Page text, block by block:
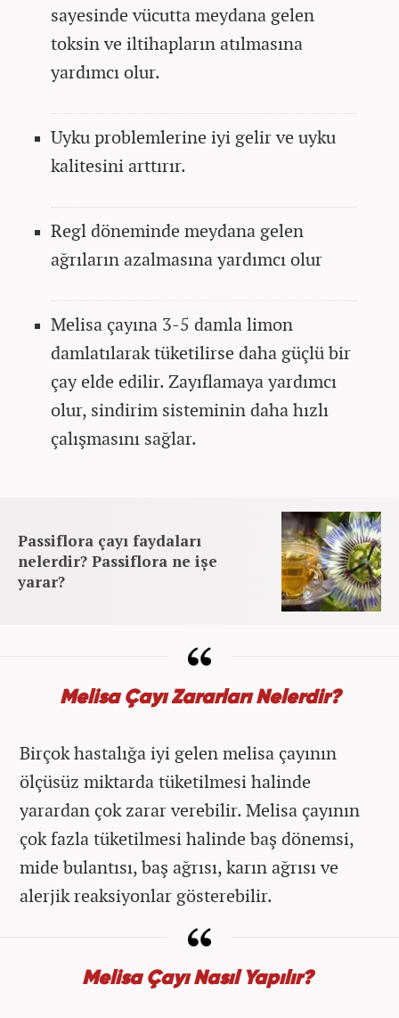
sayesinde vücutta meydana gelen
toksin ve iltihapların atılmasına
yardımcı olur.
Uyku problemlerine iyi gelir ve uyku
kalitesini arttırır.
Regl döneminde meydana gelen
ağrıların azalmasına yardımcı olur
Melisa çayına 3-5 damla limon
damlatılarak tüketilirse daha güçlü bir
çay elde edilir. Zayıflamaya yardımcı
olur, sindirim sisteminin daha hızlı
çalışmasını sağlar.
Passiflora çayı faydaları
nelerdir? Passiflora ne işe
yarar?
Melisa Çayı Zararları Nelerdir?
Birçok hastalığa iyi gelen melisa çayının
ölçüsüz miktarda tüketilmesi halinde
yarardan çok zarar verebilir. Melisa çayının
çok fazla tüketilmesi halinde baş dönemsi,
mide bulantısı, baş ağrısı, karın ağrısı ve
alerjik reaksiyonlar gösterebilir.
Melisa Çayı Nasıl Yapılır?